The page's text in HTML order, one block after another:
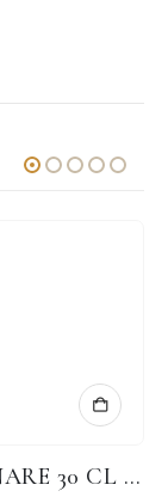
LUMANARE 30 CL – DIVERSE AROME